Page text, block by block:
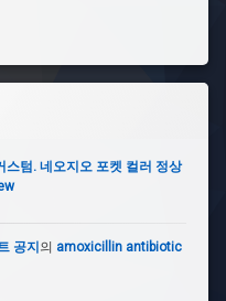
스텀. 네오지오 포켓 컬러 정상
공지의 amoxicillin antibiotic